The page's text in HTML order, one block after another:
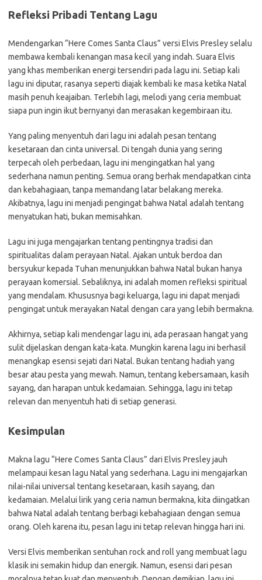
Refleksi Pribadi Tentang Lagu
Mendengarkan “Here Comes Santa Claus” versi Elvis Presley selalu
membawa kembali kenangan masa kecil yang indah. Suara Elvis
yang khas memberikan energi tersendiri pada lagu ini. Setiap kali
lagu ini diputar, rasanya seperti diajak kembali ke masa ketika Natal
masih penuh keajaiban. Terlebih lagi, melodi yang ceria membuat
siapa pun ingin ikut bernyanyi dan merasakan kegembiraan itu.
Yang paling menyentuh dari lagu ini adalah pesan tentang
kesetaraan dan cinta universal. Di tengah dunia yang sering
terpecah oleh perbedaan, lagu ini mengingatkan hal yang
sederhana namun penting. Semua orang berhak mendapatkan cinta
dan kebahagiaan, tanpa memandang latar belakang mereka.
Akibatnya, lagu ini menjadi pengingat bahwa Natal adalah tentang
menyatukan hati, bukan memisahkan.
Lagu ini juga mengajarkan tentang pentingnya tradisi dan
spiritualitas dalam perayaan Natal. Ajakan untuk berdoa dan
bersyukur kepada Tuhan menunjukkan bahwa Natal bukan hanya
perayaan komersial. Sebaliknya, ini adalah momen refleksi spiritual
yang mendalam. Khususnya bagi keluarga, lagu ini dapat menjadi
pengingat untuk merayakan Natal dengan cara yang lebih bermakna.
Akhirnya, setiap kali mendengar lagu ini, ada perasaan hangat yang
sulit dijelaskan dengan kata-kata. Mungkin karena lagu ini berhasil
menangkap esensi sejati dari Natal. Bukan tentang hadiah yang
besar atau pesta yang mewah. Namun, tentang kebersamaan, kasih
sayang, dan harapan untuk kedamaian. Sehingga, lagu ini tetap
relevan dan menyentuh hati di setiap generasi.
Kesimpulan
Makna lagu “Here Comes Santa Claus” dari Elvis Presley jauh
melampaui kesan lagu Natal yang sederhana. Lagu ini mengajarkan
nilai-nilai universal tentang kesetaraan, kasih sayang, dan
kedamaian. Melalui lirik yang ceria namun bermakna, kita diingatkan
bahwa Natal adalah tentang berbagi kebahagiaan dengan semua
orang. Oleh karena itu, pesan lagu ini tetap relevan hingga hari ini.
Versi Elvis memberikan sentuhan rock and roll yang membuat lagu
klasik ini semakin hidup dan energik. Namun, esensi dari pesan